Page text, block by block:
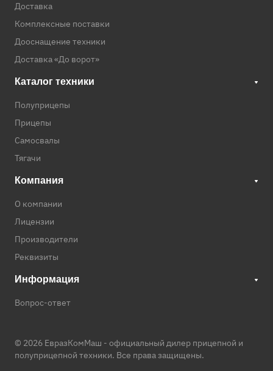
Доставка
Комплексные поставки
Дооснащение техники
Доставка «До ворот»
Каталог техники
Полуприцепы
Прицепы
Самосвалы
Тягачи
Компания
О компании
Лицензии
Производители
Реквизиты
Информация
Вопрос-ответ
© 2026 ЕвразКомМаш - официальный дилер прицепной и
полуприцепной техники. Все права защищены.